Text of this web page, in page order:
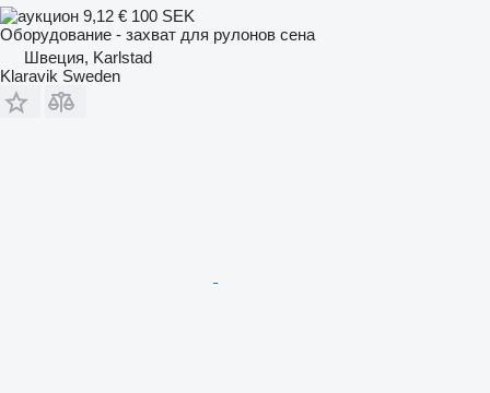
9,12 € 100 SEK
Оборудование - захват для рулонов сена
Швеция, Karlstad
Klaravik Sweden